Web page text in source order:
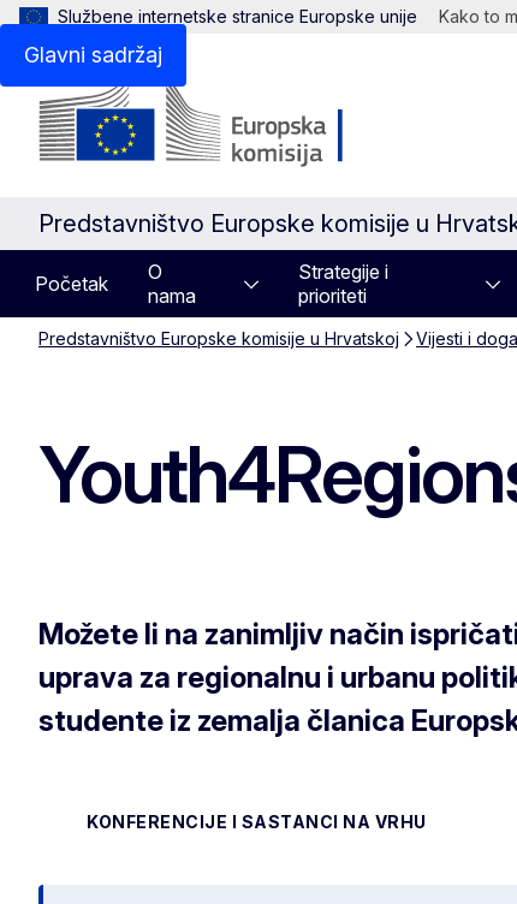
Glavni sadržaj
Službene internetske stranice Europske unije Kako to
Predstavništvo Europske komisije u
Početak
O
nama
Strategije i
prioriteti
Predstavništvo Europske komisije u Hrvatskoj Vijesti i
Možete li na zanimljiv način
uprava za regionalnu i urbanu
studente iz zemalja članica
KONFERENCIJE I SASTANCI NA VRHU